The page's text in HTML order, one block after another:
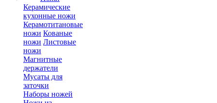
Керамические
кухонные ножи
Керамотитановые
ножи Кованые
ножи Листовые
ножи
Магнитные
держатели
Мусаты для
заточки
Наборы ножей